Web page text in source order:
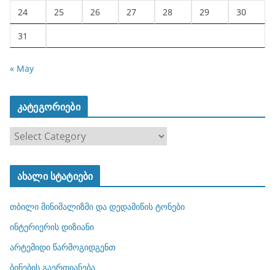
24 25 26 27 28 29 30
31
« May
კატეგორიები
ტ
ო
რ
ახალი სტატიები
თბილი მინიმალიზმი და დედამიწის ტონები
ინტერიერის დიზიანი
არტემიდი წარმოგიდგენთ
ბინების გაერთიანება